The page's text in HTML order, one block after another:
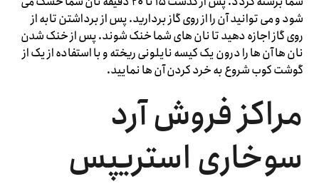
‌شود و می ‌توانید آن را از روی گاز بردارید. پس از برداشتن تابه از
روی گاز اجازه دهید تا نان های شما خنک شوند. پس از خنک شدن
نان ها آن ها را درون یک کیسه نایلونی ریخته و با استفاده از یک از
گوشت کوب شروع به خرد کردن آن ها نمایید.
مراکز فروش آرد
سوخاری استریپس